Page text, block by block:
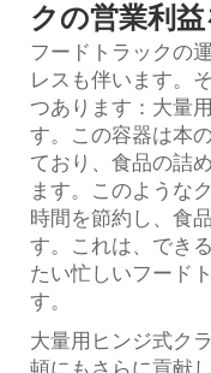
クの営業利
フードトラックの
レスも伴います。
つあります：大量
す。この容器は本
ており、食品の詰
ます。このような
時間を節約し、食
す。これは、でき
たい忙しいフード
す。
大量用ヒンジ式ク
頓にもさらに貢献